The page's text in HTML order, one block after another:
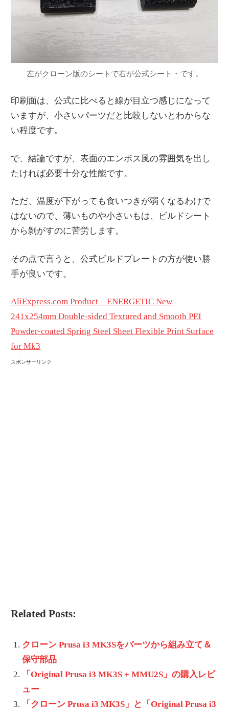
左がクローン版のシートで右が公式シート・です。
印刷面は、公式に比べると線が目立つ感じになって
いますが、小さいパーツだと比較しないとわからな
い程度です。
で、結論ですが、表面のエンボス風の雰囲気を出し
たければ必要十分な性能です。
ただ、温度が下がっても食いつきが弱くなるわけで
はないので、薄いものや小さいもは、ビルドシート
から剝がすのに苦労します。
その点で言うと、公式ビルドプレートの方が使い勝
手が良いです。
AliExpress.com Product – ENERGETIC New
241x254mm Double-sided Textured and Smooth PEI
Powder-coated Spring Steel Sheet Flexible Print Surface
for Mk3
スポンサーリンク
Related Posts:
クローン Prusa i3 MK3Sをパーツから組み立て＆
保守部品
「Original Prusa i3 MK3S + MMU2S」の購入レビ
ュー
「クローン Prusa i3 MK3S」と「Original Prusa i3